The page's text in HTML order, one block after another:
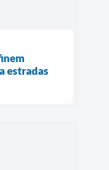
estradas